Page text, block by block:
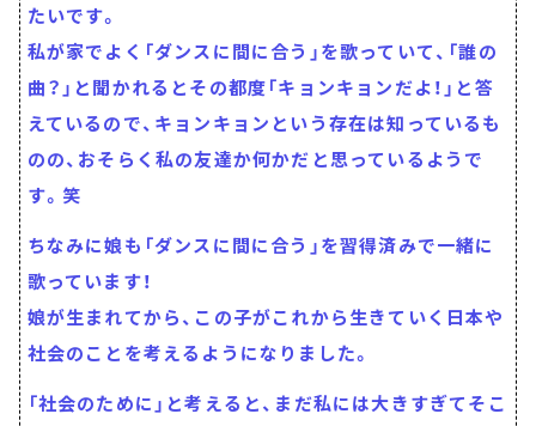
たいです。
私が家でよく「ダンスに間に合う」を歌っていて、「誰の
曲？」と聞かれるとその都度「キョンキョンだよ！」と答
えているので、キョンキョンという存在は知っているも
のの、おそらく私の友達か何かだと思っているようで
す。笑
ちなみに娘も「ダンスに間に合う」を習得済みで一緒に
歌っています！
娘が生まれてから、この子がこれから生きていく日本や
社会のことを考えるようになりました。
「社会のために」と考えると、まだ私には大きすぎてそこ